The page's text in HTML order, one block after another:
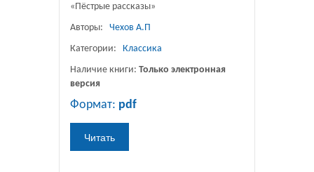
«Пёстрые рассказы»
Авторы: Чехов А.П
Категории:
Классика
Наличие книги: Только электронная
версия
Формат: pdf